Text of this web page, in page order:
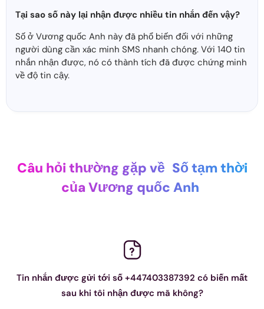
Tại sao số này lại nhận được nhiều tin nhắn đến vậy?
Số ở Vương quốc Anh này đã phổ biến đối với những
người dùng cần xác minh SMS nhanh chóng. Với 140 tin
nhắn nhận được, nó có thành tích đã được chứng minh
về độ tin cậy.
Câu hỏi thường gặp về Số tạm thời
của Vương quốc Anh
Tin nhắn được gửi tới số +447403387392 có biến mất
sau khi tôi nhận được mã không?